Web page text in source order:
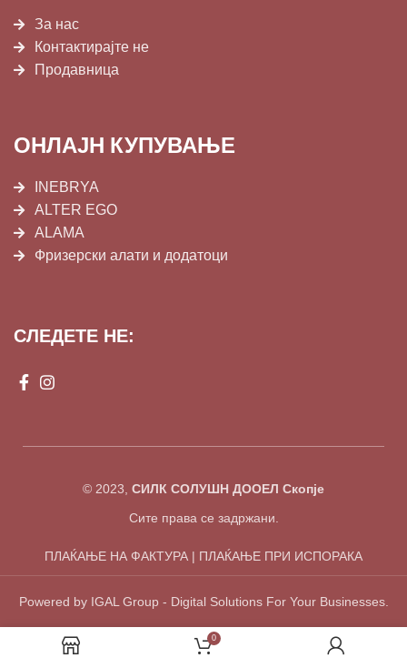
За нас
Контактирајте не
Продавница
ОНЛАЈН КУПУВАЊЕ
INEBRYA
ALTER EGO
ALAMA
Фризерски алати и додатоци
СЛЕДЕТЕ НЕ:
© 2023, СИЛК СОЛУШН ДООЕЛ Скопје
Сите права се задржани.
ПЛАЌАЊЕ НА ФАКТУРА | ПЛАЌАЊЕ ПРИ ИСПОРАКА
Powered by IGAL Group - Digital Solutions For Your Businesses.
0